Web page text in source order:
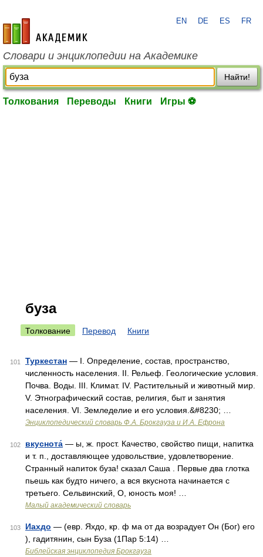
academic.ru
EN DE ES FR
Словари и энциклопедии на Академике
Найти!
Толкования Переводы Книги Игры ⚽
буза
Толкование Перевод Книги
101 Туркестан — I. Определение, состав, пространство,
численность населения. II. Рельеф. Геологические условия.
Почва. Воды. III. Климат. IV. Растительный и животный мир.
V. Этнографический состав, религия, быт и занятия
населения. VI. Земледелие и его условия.&#8230; …
Энциклопедический словарь Ф.А. Брокгауза и И.А. Ефрона
102 вкуснота́ — ы, ж. прост. Качество, свойство пищи, напитка
и т. п., доставляющее удовольствие, удовлетворение.
Странный напиток буза! сказал Саша . Первые два глотка
пьешь как будто ничего, а вся вкуснота начинается с
третьего. Сельвинский, О, юность моя! …
Малый академический словарь
103 Иахдо — (евр. Яхдо, кр. ф ма от да возрадует Он (Бог) его
), гадитянин, сын Буза (1Пар 5:14) …
Библейская энциклопедия Брокгауза